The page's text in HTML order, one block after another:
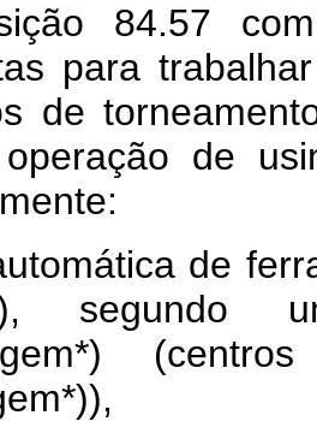
84.57
para
de
de
de
segundo